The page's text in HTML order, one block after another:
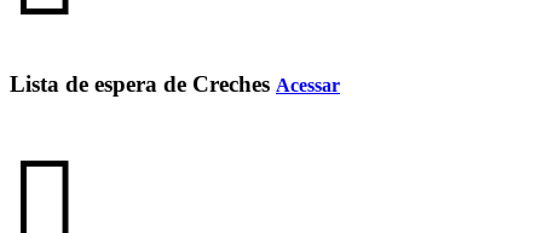
Lista de espera de Creches Acessar